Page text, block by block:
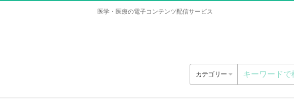
医学・医療の電子コンテンツ配信サービス
カテゴリー